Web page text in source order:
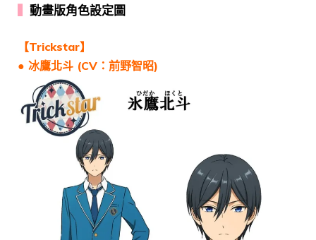
動畫版角色設定圖
【Trickstar】
● 冰鷹北斗 (CV：前野智昭)